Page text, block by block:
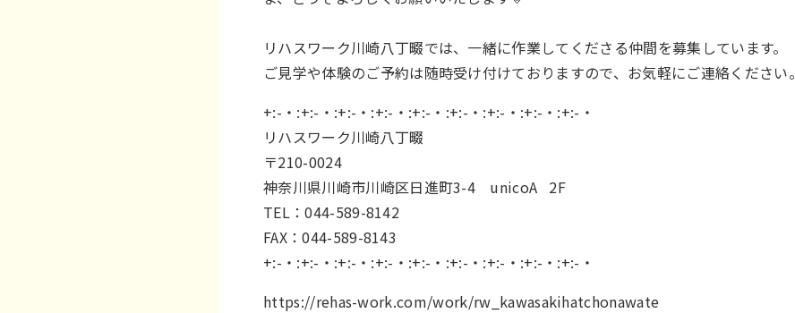
リハスワーク川崎八丁畷では、一緒に作業してくださる仲間を募集しています。
ご見学や体験のご予約は随時受け付けておりますので、お気軽にご連絡ください。
+:-・:+:-・:+:-・:+:-・:+:-・:+:-・:+:-・:+:-・:+:-・
リハスワーク川崎八丁畷
〒210-0024
神奈川県川崎市川崎区日進町3-4 unicoA 2F
TEL：044-589-8142
FAX：044-589-8143
+:-・:+:-・:+:-・:+:-・:+:-・:+:-・:+:-・:+:-・:+:-・
https://rehas-work.com/work/rw_kawasakihatchonawate